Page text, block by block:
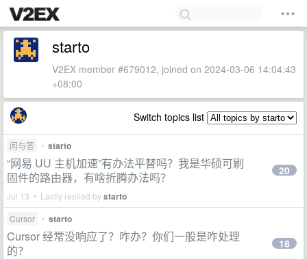
starto
V2EX member #679012, joined on 2024-03-06 14:04:43
+08:00
Switch topics list
问与答 • starto
“网易 UU 主机加速”有办法平替吗？我是华硕可刷
固件的路由器，有啥折腾办法吗？
Jul 13 • Lastly replied bystarto
20
Cursor • starto
Cursor 经常没响应了？咋办？你们一般是咋处理
的？
18